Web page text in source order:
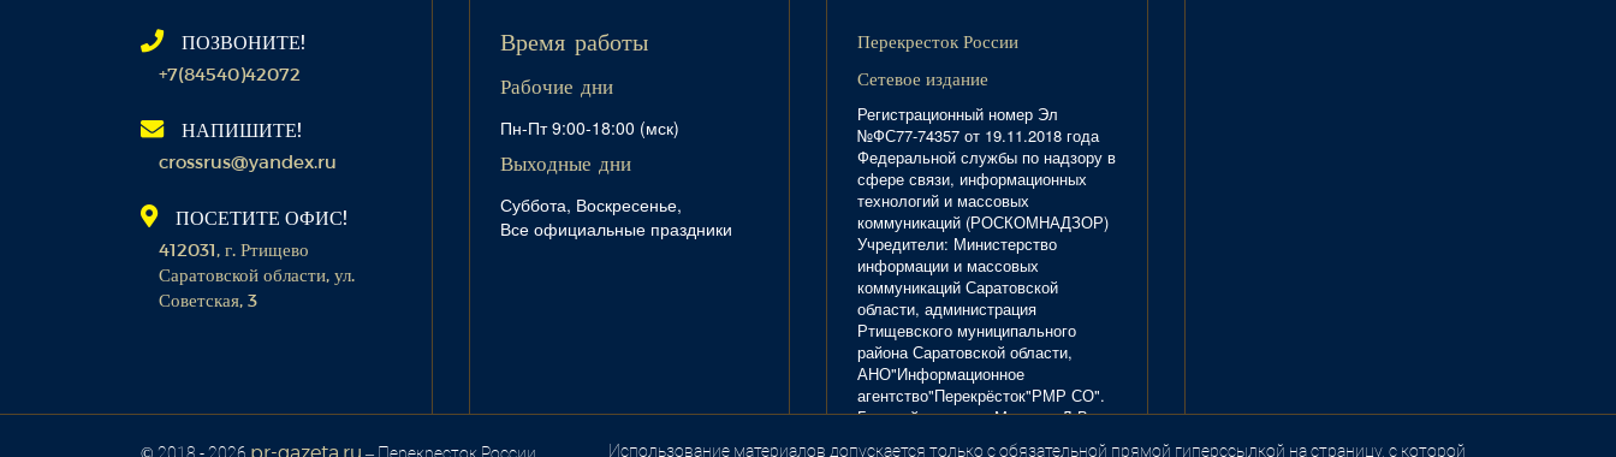
ПОЗВОНИТЕ!
+7(84540)42072
НАПИШИТЕ!
crossrus@yandex.ru
ПОСЕТИТЕ ОФИС!
412031, г. Ртищево
Саратовской области, ул.
Советская, 3
Время работы
Рабочие дни
Пн-Пт 9:00-18:00 (мск)
Выходные дни
Суббота, Воскресенье,
Все официальные праздники
Перекресток России
Сетевое издание
Регистрационный номер Эл
№ФС77-74357 от 19.11.2018 года
Федеральной службы по надзору в
сфере связи, информационных
технологий и массовых
коммуникаций (РОСКОМНАДЗОР)
Учредители: Министерство
информации и массовых
коммуникаций Саратовской
области, администрация
Ртищевского муниципального
района Саратовской области,
АНО"Информационное
агентство"Перекрёсток"РМР СО".
Главный редактор Маркова Л.В.
Тел. 8(84540)4-20-72; отдел
pr-gazeta.ru Использование материалов допускается только с обязательной прямой гиперссылкой на страницу, с которой